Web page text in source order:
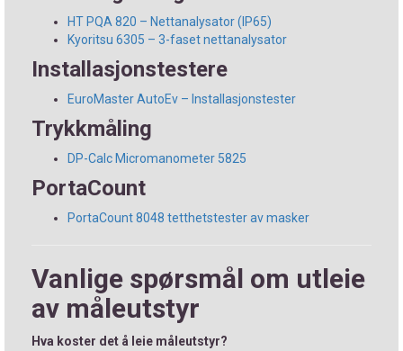
HT PQA 820 – Nettanalysator (IP65)
Kyoritsu 6305 – 3-faset nettanalysator
Installasjonstestere
EuroMaster AutoEv – Installasjonstester
Trykkmåling
DP-Calc Micromanometer 5825
PortaCount
PortaCount 8048 tetthetstester av masker
Vanlige spørsmål om utleie
av måleutstyr
Hva koster det å leie måleutstyr?